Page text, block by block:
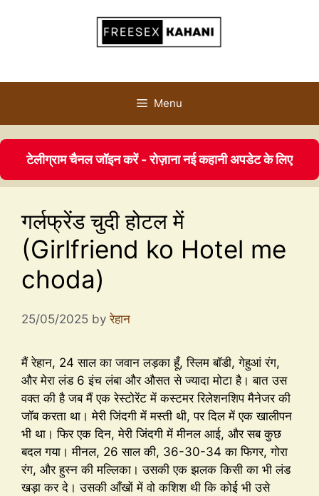
Menu
टेलीग्राम चैनल जॉइन करें - रोज़ाना नई कहानी अपडेट के लिए
गर्लफ्रेंड चुदी होटल में
(Girlfriend ko Hotel me
choda)
25/05/2025 byरेहान
मैं रेहान, 24 साल का जवान लड़का हूँ, स्लिम बॉडी, गेहुआं रंग,
और मेरा लंड 6 इंच लंबा और औसत से ज्यादा मोटा है। बात उस
वक्त की है जब मैं एक रेस्टोरेंट में कस्टमर रिलेशनशिप मैनेजर की
जॉब करता था। मेरी जिंदगी में मस्ती थी, पर दिल में एक खालीपन
भी था। फिर एक दिन, मेरी जिंदगी में मीनल आई, और सब कुछ
बदल गया। मीनल, 26 साल की, 36-30-34 का फिगर, गोरा
रंग, और हुस्न की मल्लिका। उसकी एक झलक किसी का भी लंड
खड़ा कर दे। उसकी आँखों में वो कशिश थी कि कोई भी उसे